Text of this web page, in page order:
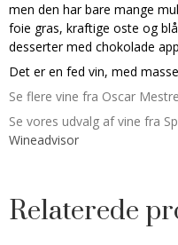
men den har bare mange
foie gras, kraftige oste og
desserter med chokolade
Det er en fed vin, med
Se flere vine fra Oscar
Se vores udvalg af vine fra
Wineadvisor
Relaterede